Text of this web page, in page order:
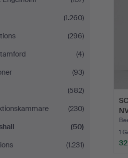
(1.260)
(296)
(4)
(93)
(582)
(230)
(50)
(1.231)
1